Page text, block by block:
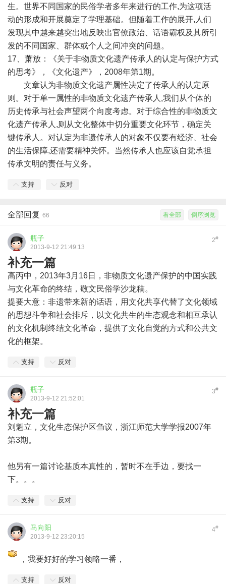
生。世界不同国家的民俗学者多年来进行的工作,为这项活
动的形成和开展奠定了学理基础。但随着工作的展开,人们
发现其中越来越突出地反映出官僚政治、话语霸权及其所引
发的不同国家、群体或个人之间冲突的问题。
17、萧放：《关于非物质文化遗产传承人的认定与保护方式
的思考》，《文化遗产》，2008年第1期。
文章认为非物质文化遗产属性决定了传承人的认定原
则。对于单一属性的非物质文化遗产传承人,我们从个体的
历史传承与社会声望两个向度考虑。对于综合性的非物质文
化遗产传承人,则从文化整体中切分重要文化环节，确定关
键传承人。对认定为非遗传承人的对象不仅要有经济、社会
的生活保障,还需要精神关怀。当然传承人也应该自觉承担
传承文明的责任与义务。
支持 反对
倒序浏览
看全部
全部回复 66
2#
瓶子
2013-9-12 21:49:13
补充一篇
高丙中，2013年3月16日，非物质文化遗产保护的中国实践
与文化革命的终结，敬文民俗学沙龙稿。
提要大意：非遗带来新的话语，用文化共享代替了文化领域
的思想斗争和社会排斥，以文化共生的生态观念和相互承认
的文化机制终结文化革命，提供了文化自觉的方式和公共文
化的框架。
支持 反对
3#
瓶子
2013-9-12 21:52:01
补充一篇
刘魁立，文化生态保护区刍议，浙江师范大学学报2007年
第3期。
他另有一篇讨论基质本真性的，暂时不在手边，要找一
下。。。
支持 反对
4#
马向阳
2013-9-12 23:20:15
，我要好好的学习领略一番，
支持 反对